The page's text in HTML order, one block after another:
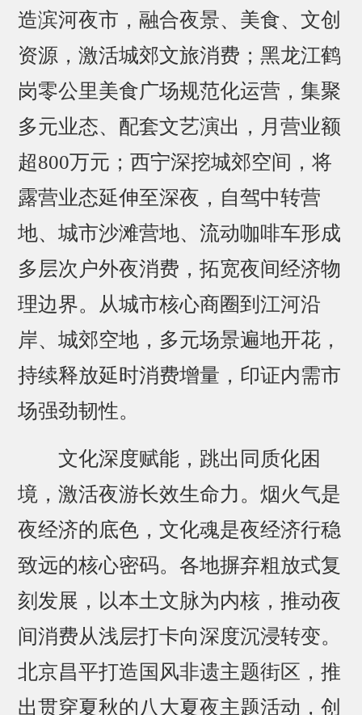
造滨河夜市，融合夜景、美食、文创
资源，激活城郊文旅消费；黑龙江鹤
岗零公里美食广场规范化运营，集聚
多元业态、配套文艺演出，月营业额
超800万元；西宁深挖城郊空间，将
露营业态延伸至深夜，自驾中转营
地、城市沙滩营地、流动咖啡车形成
多层次户外夜消费，拓宽夜间经济物
理边界。从城市核心商圈到江河沿
岸、城郊空地，多元场景遍地开花，
持续释放延时消费增量，印证内需市
场强劲韧性。
文化深度赋能，跳出同质化困
境，激活夜游长效生命力。烟火气是
夜经济的底色，文化魂是夜经济行稳
致远的核心密码。各地摒弃粗放式复
刻发展，以本土文脉为内核，推动夜
间消费从浅层打卡向深度沉浸转变。
北京昌平打造国风非遗主题街区，推
出贯穿夏秋的八大夏夜主题活动，创